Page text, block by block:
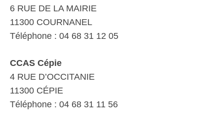
6 RUE DE LA MAIRIE
11300 COURNANEL
Téléphone : 04 68 31 12 05
CCAS Cépie
4 RUE D’OCCITANIE
11300 CÉPIE
Téléphone : 04 68 31 11 56